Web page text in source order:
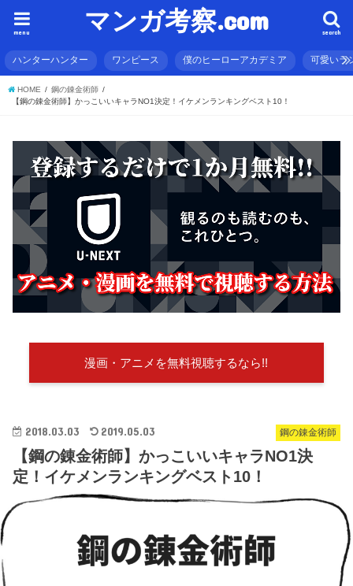
マンガ考察.com search
menu
ハンターハンター ワンピース 僕のヒーローアカデミア 可愛いラ
HOME
鋼の錬金術師
【鋼の錬金術師】かっこいいキャラNO1決定！イケメンランキングベスト10！
漫画・アニメを無料視聴するなら!!
鋼の錬金術師
2018.03.03 2019.05.03
【鋼の錬金術師】かっこいいキャラNO1決
定！イケメンランキングベスト10！